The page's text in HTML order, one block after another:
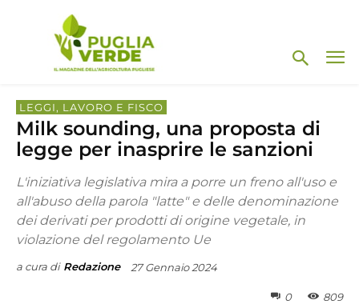
LEGGI, LAVORO E FISCO
Milk sounding, una proposta di
legge per inasprire le sanzioni
L'iniziativa legislativa mira a porre un freno all'uso e
all'abuso della parola "latte" e delle denominazione
dei derivati per prodotti di origine vegetale, in
violazione del regolamento Ue
a cura di Redazione 27 Gennaio 2024
0 809